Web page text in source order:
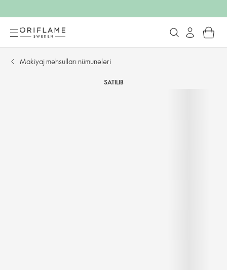
Makiyaj məhsulları nümunələri
SATILIB